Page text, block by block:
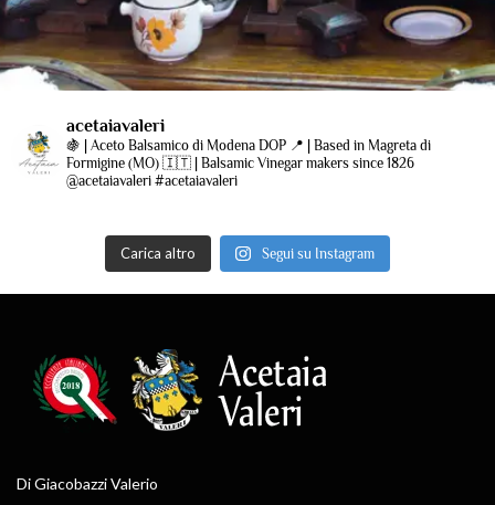
acetaiavaleri
🍇 | Aceto Balsamico di Modena DOP 📍 | Based in Magreta di
Formigine (MO) 🇮🇹 | Balsamic Vinegar makers since 1826
@acetaiavaleri #acetaiavaleri
Carica altro Segui su Instagram
Di Giacobazzi Valerio